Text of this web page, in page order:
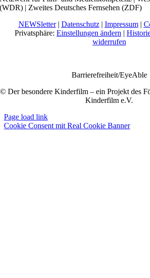
(WDR) | Zweites Deutsches Fernsehen (ZDF)
NEWSletter| Datenschutz| Impressum|
Privatsphäre: Einstellungen ändern |
widerrufen
Barrierefreiheit/EyeAble
© Der besondere Kinderfilm – ein Projekt des
Kinderfilm e.V.
Page load link
Cookie Consent mit Real Cookie Banner